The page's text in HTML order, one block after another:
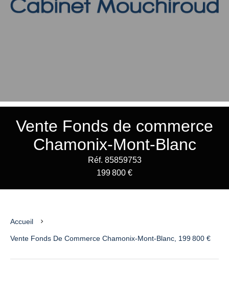
Vente Fonds de commerce
Chamonix-Mont-Blanc
Réf. 85859753
199 800 €
Accueil
Vente Fonds De Commerce Chamonix-Mont-Blanc, 199 800 €